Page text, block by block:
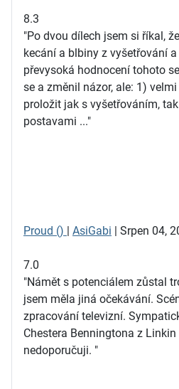
8.3
"Po dvou dílech jsem si říkal,
kecání a blbiny z vyšetřování
převysoká hodnocení tohoto
se a změnil názor, ale: 1)
proložit jak s vyšetřováním,
postavami ..."
Proud () | AsiGabi | Srpen 04,
7.0
"Námět s potenciálem zůstal
jsem měla jiná očekávání.
zpracování televizní.
Chestera Benningtona z
nedoporučuji. "